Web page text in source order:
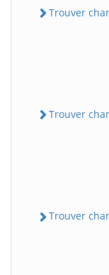
Trouver
Trouver
Trouver